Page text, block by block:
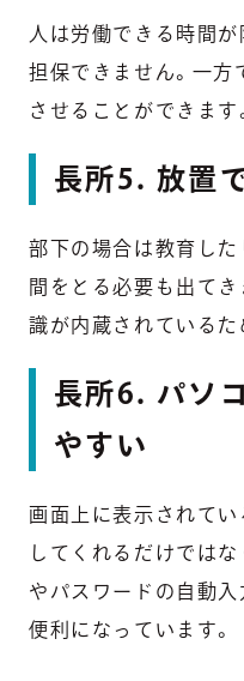
人は労働できる時間が
担保できません。一方
させることができます
長所5. 放置
部下の場合は教育した
間をとる必要も出てき
識が内蔵されているた
長所6. パソ
やすい
画面上に表示されてい
してくれるだけでは
やパスワードの自動
便利になっています。